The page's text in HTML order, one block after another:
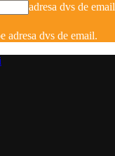
adresa dvs de email
adresa dvs de email.